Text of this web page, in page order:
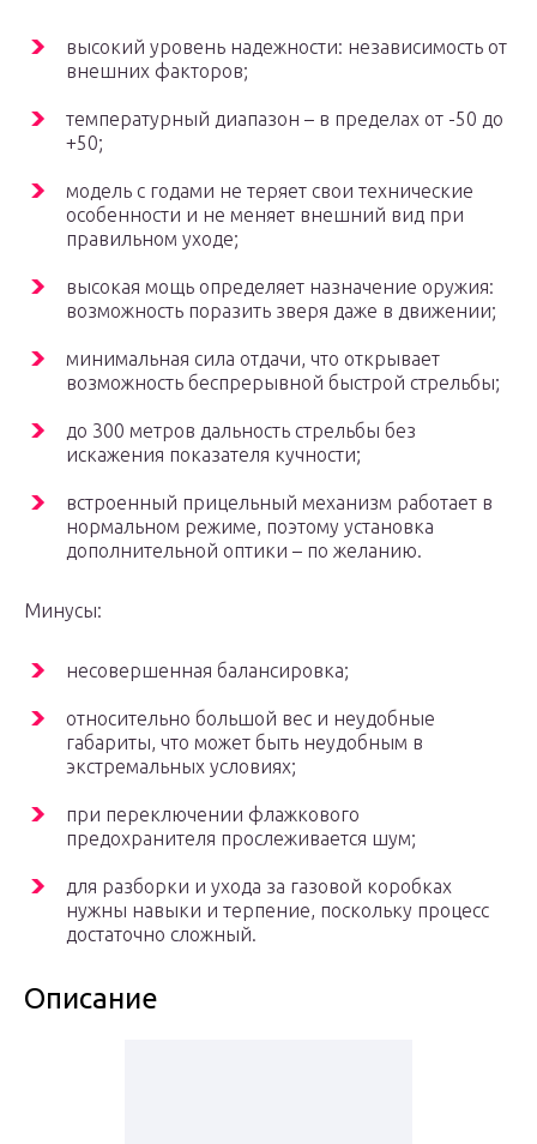
высокий уровень надежности: независимость от
внешних факторов;
температурный диапазон – в пределах от -50 до
+50;
модель с годами не теряет свои технические
особенности и не меняет внешний вид при
правильном уходе;
высокая мощь определяет назначение оружия:
возможность поразить зверя даже в движении;
минимальная сила отдачи, что открывает
возможность беспрерывной быстрой стрельбы;
до 300 метров дальность стрельбы без
искажения показателя кучности;
встроенный прицельный механизм работает в
нормальном режиме, поэтому установка
дополнительной оптики – по желанию.
Минусы:
несовершенная балансировка;
относительно большой вес и неудобные
габариты, что может быть неудобным в
экстремальных условиях;
при переключении флажкового
предохранителя прослеживается шум;
для разборки и ухода за газовой коробках
нужны навыки и терпение, поскольку процесс
достаточно сложный.
Описание